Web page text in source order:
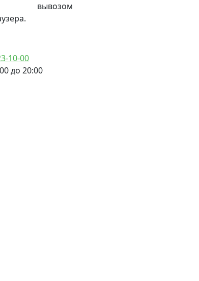
вывозом
10-00
до 20:00